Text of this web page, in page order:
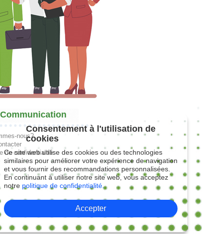
nous?
de confidentialité
Consentement à l'utilisation de
cookies
Ce site web utilise des cookies ou des technologies
similaires pour améliorer votre expérience de navigation
et vous fournir des recommandations personnalisées.
En continuant à utiliser notre site web, vous acceptez
notre politique de confidentialité.
Accepter